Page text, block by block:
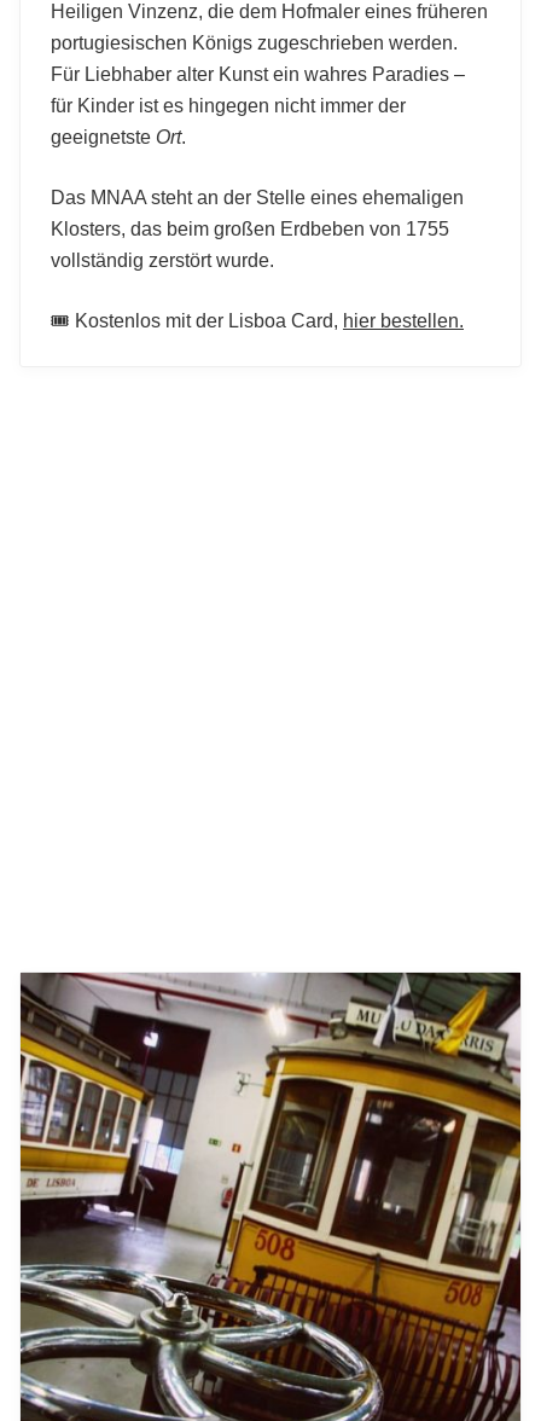
Heiligen Vinzenz, die dem Hofmaler eines früheren
portugiesischen Königs zugeschrieben werden.
Für Liebhaber alter Kunst ein wahres Paradies –
für Kinder ist es hingegen nicht immer der
geeignetste Ort.
Das MNAA steht an der Stelle eines ehemaligen
Klosters, das beim großen Erdbeben von 1755
vollständig zerstört wurde.
🎟️ Kostenlos mit der Lisboa Card, hier bestellen.